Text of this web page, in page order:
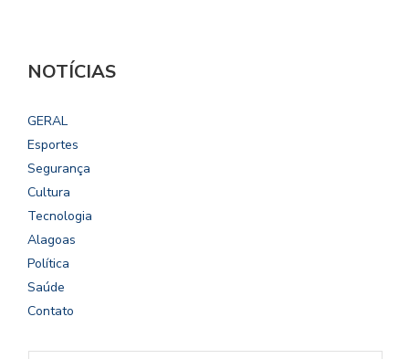
NOTÍCIAS
GERAL
Esportes
Segurança
Cultura
Tecnologia
Alagoas
Política
Saúde
Contato